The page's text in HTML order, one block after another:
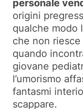
personale
origini
qualche modo
che non
quando
giovane
l’umorismo
fantasmi
scappare.